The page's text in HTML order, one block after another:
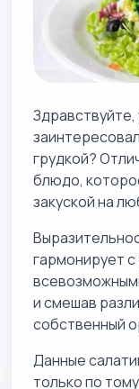
грудкой?
блюдо,
закуской на
гармонирует
и смешав
собственный
Данные
только по